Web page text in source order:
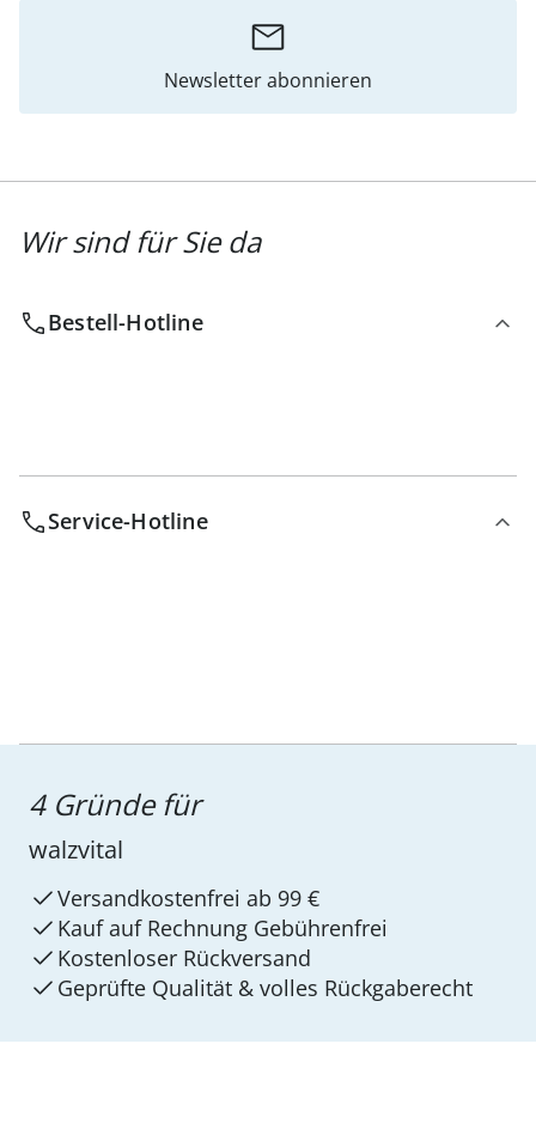
Newsletter abonnieren
Wir sind für Sie da
Bestell-Hotline
Service-Hotline
4 Gründe für
walzvital
Versandkostenfrei ab 99 €
Kauf auf Rechnung Gebührenfrei
Kostenloser Rückversand
Geprüfte Qualität & volles Rückgaberecht